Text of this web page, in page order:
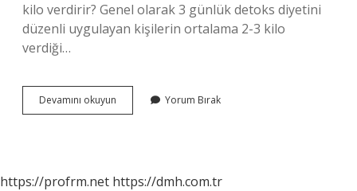
kilo verdirir? Genel olarak 3 günlük detoks diyetini
düzenli uygulayan kişilerin ortalama 2-3 kilo
verdiği…
Devamını okuyun
Yaparken
Yorum Bırak
https://profrm.net https://dmh.com.tr